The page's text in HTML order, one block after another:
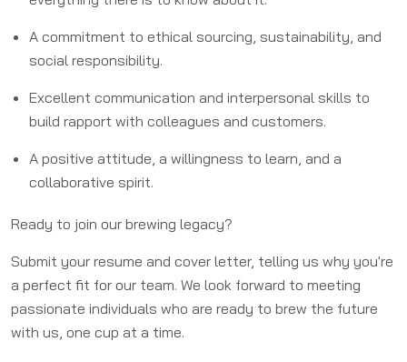
A commitment to ethical sourcing, sustainability, and
social responsibility.
Excellent communication and interpersonal skills to
build rapport with colleagues and customers.
A positive attitude, a willingness to learn, and a
collaborative spirit.
Ready to join our brewing legacy?
Submit your resume and cover letter, telling us why you're
a perfect fit for our team. We look forward to meeting
passionate individuals who are ready to brew the future
with us, one cup at a time.